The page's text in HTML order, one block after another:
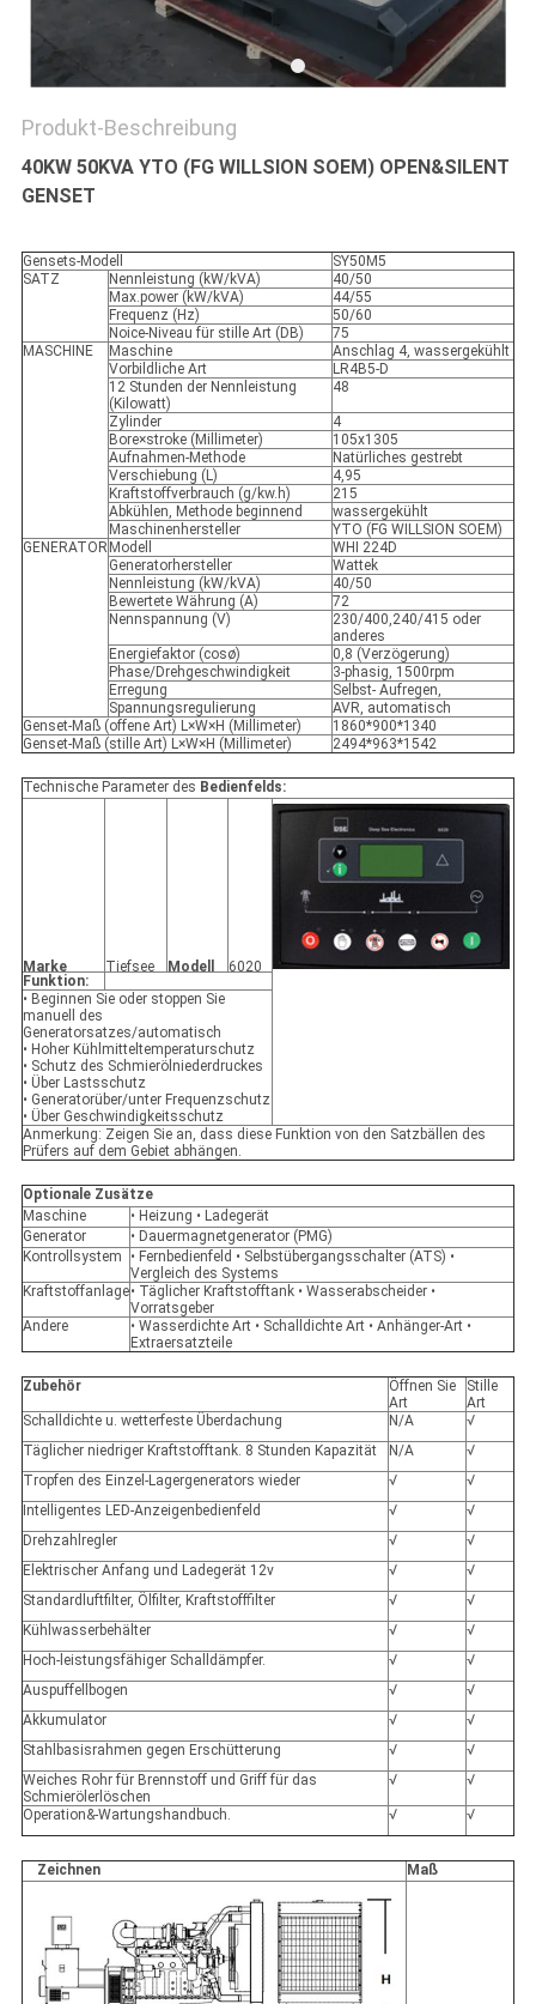
Produkt-Beschreibung
40KW 50KVA YTO (FG WILLSION SOEM) OPEN&SILENT
GENSET
Gensets-Modell
SY50M5
SATZ
Nennleistung (kW/kVA)
40/50
Max.power (kW/kVA)
44/55
Frequenz (Hz)
50/60
Noice-Niveau für stille Art (DB)
75
MASCHINE
Maschine
Anschlag 4, wassergekühlt
Vorbildliche Art
LR4B5-D
12 Stunden der Nennleistung
(Kilowatt)
48
Zylinder
4
Bore×stroke (Millimeter)
105x1305
Aufnahmen-Methode
Natürliches gestrebt
Verschiebung (L)
4,95
Kraftstoffverbrauch (g/kw.h)
215
Abkühlen, Methode beginnend
wassergekühlt
Maschinenhersteller
YTO (FG WILLSION SOEM)
GENERATOR Modell
WHI 224D
Generatorhersteller
Wattek
Nennleistung (kW/kVA)
40/50
Bewertete Währung (A)
72
Nennspannung (V)
230/400,240/415 oder
anderes
Energiefaktor (cosø)
0,8 (Verzögerung)
Phase/Drehgeschwindigkeit
3-phasig, 1500rpm
Erregung
Selbst- Aufregen,
Spannungsregulierung
AVR, automatisch
Genset-Maß (offene Art) L×W×H (Millimeter)
1860*900*1340
Genset-Maß (stille Art) L×W×H (Millimeter)
2494*963*1542
Technische Parameter des Bedienfelds:
Marke Tiefsee Modell
6020
Funktion:
• Beginnen Sie oder stoppen Sie
manuell des
Generatorsatzes/automatisch
• Hoher Kühlmitteltemperaturschutz
• Schutz des Schmierölniederdruckes
• Über Lastsschutz
• Generatorüber/unter Frequenzschutz
• Über Geschwindigkeitsschutz
Anmerkung: Zeigen Sie an, dass diese Funktion von den Satzbällen des
Prüfers auf dem Gebiet abhängen.
Optionale Zusätze
Maschine
• Heizung • Ladegerät
Generator
• Dauermagnetgenerator (PMG)
Kontrollsystem
• Fernbedienfeld • Selbstübergangsschalter (ATS) •
Vergleich des Systems
Kraftstoffanlage• Täglicher Kraftstofftank • Wasserabscheider •
Vorratsgeber
Andere
• Wasserdichte Art • Schalldichte Art • Anhänger-Art •
Extraersatzteile
Zubehör
Öffnen Sie
Art
Stille
Art
Schalldichte u. wetterfeste Überdachung
N/A
√
Täglicher niedriger Kraftstofftank. 8 Stunden Kapazität
N/A
√
Tropfen des Einzel-Lagergenerators wieder
√
√
Intelligentes LED-Anzeigenbedienfeld
√
√
Drehzahlregler
√
√
Elektrischer Anfang und Ladegerät 12v
√
√
Standardluftfilter, Ölfilter, Kraftstofffilter
√
√
Kühlwasserbehälter
√
√
Hoch-leistungsfähiger Schalldämpfer.
√
√
Auspuffellbogen
√
√
Akkumulator
√
√
Stahlbasisrahmen gegen Erschütterung
√
√
Weiches Rohr für Brennstoff und Griff für das
Schmierölerlöschen
√ √
Operation&-Wartungshandbuch. √ √
Zeichnen Maß